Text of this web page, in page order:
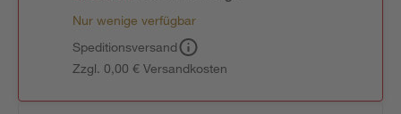
Nur wenige verfügbar
Speditionsversand
Zzgl. 0,00 € Versandkosten